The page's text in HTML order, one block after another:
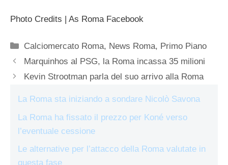
Photo Credits | As Roma Facebook
Categorie
Calciomercato Roma, News Roma, Primo Piano
Marquinhos al PSG, la Roma incassa 35 milioni
Kevin Strootman parla del suo arrivo alla Roma
La Roma sta iniziando a sondare Nicolò Savona
La Roma ha fissato il prezzo per Koné verso
l’eventuale cessione
Le alternative per l’attacco della Roma valutate in
questa fase